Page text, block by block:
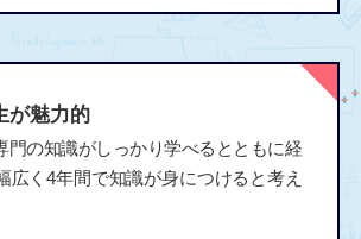
が魅力的
門の知識がしっかり学べるとともに経
広く4年間で知識が身につけると考え